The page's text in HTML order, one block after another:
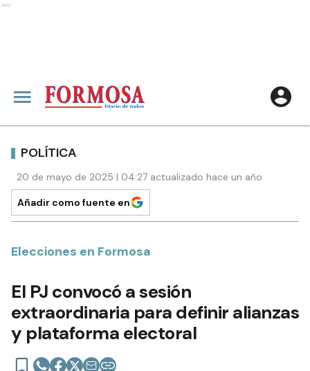
Ads
POLÍTICA
20 de mayo de 2025 | 04:27 actualizado hace un año
Añadir como fuente en
Elecciones en Formosa
El PJ convocó a sesión
extraordinaria para definir alianzas
y plataforma electoral